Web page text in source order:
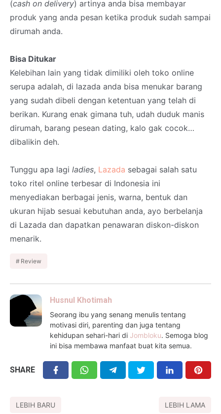
(cash on delivery) artinya anda bisa membayar
produk yang anda pesan ketika produk sudah sampai
dirumah anda.
Bisa Ditukar
Kelebihan lain yang tidak dimiliki oleh toko online
serupa adalah, di lazada anda bisa menukar barang
yang sudah dibeli dengan ketentuan yang telah di
berikan. Kurang enak gimana tuh, udah duduk manis
dirumah, barang pesean dating, kalo gak cocok…
dibalikin deh.
Tunggu apa lagi ladies, Lazada sebagai salah satu
toko ritel online terbesar di Indonesia ini
menyediakan berbagai jenis, warna, bentuk dan
ukuran hijab sesuai kebutuhan anda, ayo berbelanja
di Lazada dan dapatkan penawaran diskon-diskon
menarik.
Review
Husnul Khotimah
Seorang ibu yang senang menulis tentang
motivasi diri, parenting dan juga tentang
kehidupan sehari-hari di Jombloku. Semoga blog
ini bisa membawa manfaat buat kita semua.
SHARE
LEBIH BARU LEBIH LAMA